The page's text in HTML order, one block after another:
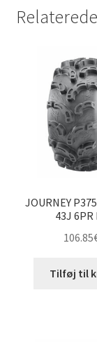
JOURNEY
43J 6PR
106.85
Tilføj til